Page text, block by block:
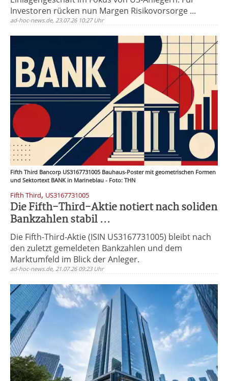
Investoren rücken nun Margen Risikovorsorge ...
ad-hoc-news.de, 23.07.26 10:27 Uhr
Fifth Third Bancorp US3167731005 Bauhaus-Poster mit geometrischen Formen
und Sektortext BANK in Marineblau - Foto: THN
Fifth Third, US3167731005
Die Fifth-Third-Aktie notiert nach soliden
Bankzahlen stabil ...
Die Fifth-Third-Aktie (ISIN US3167731005) bleibt nach
den zuletzt gemeldeten Bankzahlen und dem
Marktumfeld im Blick der Anleger.
ad-hoc-news.de, 21.07.26 09:23 Uhr